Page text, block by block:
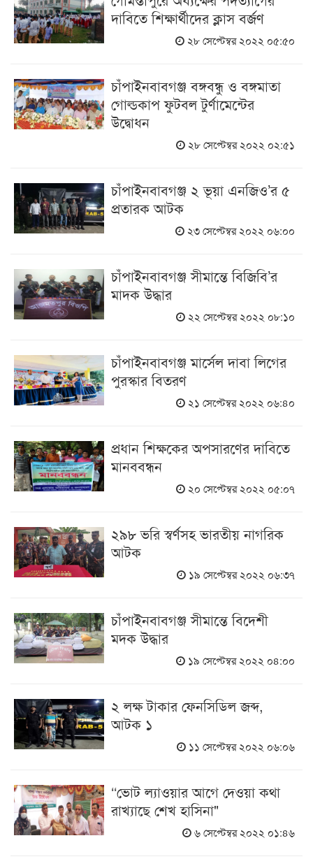
দাবিতে শিক্ষার্থীদের ক্লাস বর্জণ
২৮ সেপ্টেম্বর ২০২২ ০৫:৫০
চাঁপাইনবাবগঞ্জ বঙ্গবন্ধু ও বঙ্গমাতা
গোল্ডকাপ ফুটবল টুর্ণামেন্টের
উদ্বোধন
২৮ সেপ্টেম্বর ২০২২ ০২:৫১
চাঁপাইনবাবগঞ্জ ২ ভূয়া এনজিও’র ৫
প্রতারক আটক
২৩ সেপ্টেম্বর ২০২২ ০৬:০০
চাঁপাইনবাবগঞ্জ সীমান্তে বিজিবি’র
মাদক উদ্ধার
২২ সেপ্টেম্বর ২০২২ ০৮:১০
চাঁপাইনবাবগঞ্জ মার্সেল দাবা লিগের
পুরস্কার বিতরণ
২১ সেপ্টেম্বর ২০২২ ০৬:৪০
প্রধান শিক্ষকের অপসারণের দাবিতে
মানববন্ধন
২০ সেপ্টেম্বর ২০২২ ০৫:০৭
২৯৮ ভরি স্বর্ণসহ ভারতীয় নাগরিক
আটক
১৯ সেপ্টেম্বর ২০২২ ০৬:৩৭
চাঁপাইনবাবগঞ্জ সীমান্তে বিদেশী
মদক উদ্ধার
১৯ সেপ্টেম্বর ২০২২ ০৪:০০
২ লক্ষ টাকার ফেনসিডিল জব্দ,
আটক ১
১১ সেপ্টেম্বর ২০২২ ০৬:০৬
‘‘ভোট ল্যাওয়ার আগে দেওয়া কথা
র‍াখ্যাছে শেখ হাসিনা"
৬ সেপ্টেম্বর ২০২২ ০১:৪৬